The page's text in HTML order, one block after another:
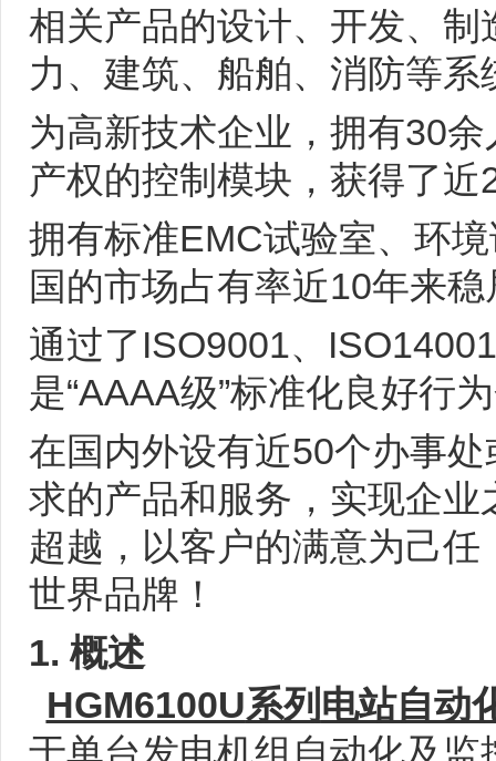
相关产品的设计、开发、
力、建筑、船舶、消防等
为高新技术企业，拥有30
产权的控制模块，获得了
拥有标准EMC试验室、环
国的市场占有率近10年来
通过了ISO9001、
是“AAAA级”标准化良好行
在国内外设有近50个办事
求的产品和服务，实现企
超越，以客户的满意为己
世界品牌！
1. 概述
HGM6100U系列 电站自动
于单台发电机组自动化及